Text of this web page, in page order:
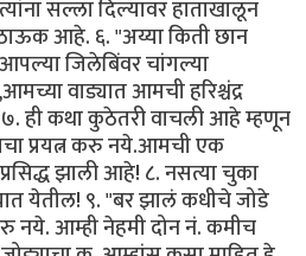
सल्ला दिल्यावर हाताखालून
आहे. ६. "अय्या किती छान
जिलेबिंवर चांगल्या
वाड्यात आमची हरिश्चंद्र
ही कथा कुठेतरी वाचली आहे म्हणून
प्रयत्न करु नये.आमची एक
झाली आहे! ८. नसत्या चुका
येतील! ९. "बर झालं कधीचे जोडे
नये. आम्ही नेहमी दोन नं. कमीच